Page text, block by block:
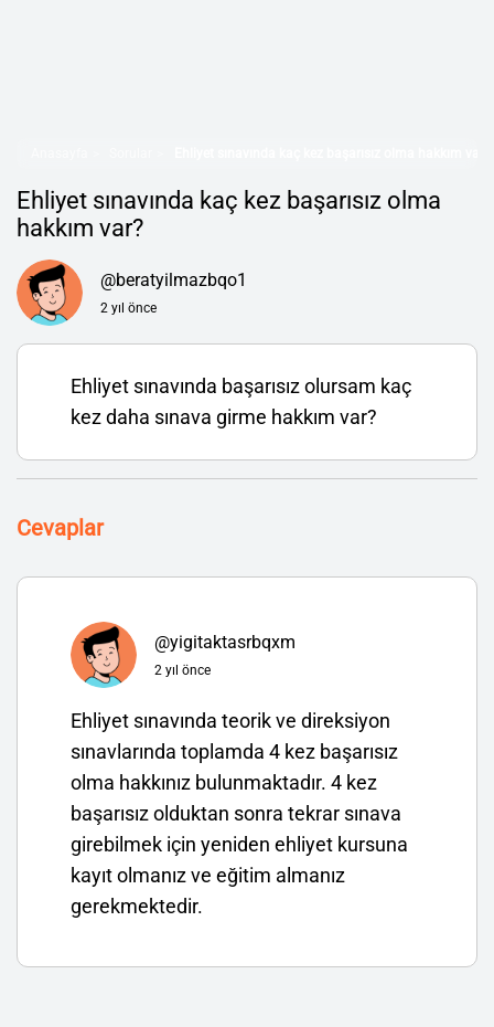
Ehliyet sınavında kaç kez başarısız olma
hakkım var?
@beratyilmazbqo1
2 yıl önce
Ehliyet sınavında başarısız olursam kaç
kez daha sınava girme hakkım var?
Cevaplar
@yigitaktasrbqxm
2 yıl önce
Ehliyet sınavında teorik ve direksiyon
sınavlarında toplamda 4 kez başarısız
olma hakkınız bulunmaktadır. 4 kez
başarısız olduktan sonra tekrar sınava
girebilmek için yeniden ehliyet kursuna
kayıt olmanız ve eğitim almanız
gerekmektedir.